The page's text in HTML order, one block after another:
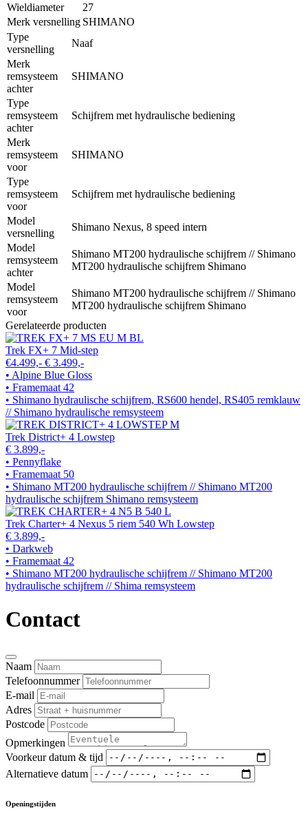
Wieldiameter
27
Merk versnelling SHIMANO
Type
versnelling
Naaf
Merk
remsysteem
achter
SHIMANO
Type
remsysteem
achter
Schijfrem met hydraulische bediening
Merk
remsysteem
voor
SHIMANO
Type
remsysteem
voor
Schijfrem met hydraulische bediening
Model
versnelling
Shimano Nexus, 8 speed intern
Model
remsysteem
achter
Shimano MT200 hydraulische schijfrem // Shimano
MT200 hydraulische schijfrem Shimano
Model
remsysteem
voor
Shimano MT200 hydraulische schijfrem // Shimano
MT200 hydraulische schijfrem Shimano
Gerelateerde producten
Trek FX+ 7 Mid-step
€4.499,- € 3.499,-
• Alpine Blue Gloss
• Framemaat 42
• Shimano hydraulische schijfrem, RS600 hendel, RS405 remklauw
// Shimano hydraulische remsysteem
Trek District+ 4 Lowstep
€ 3.899,-
• Pennyflake
• Framemaat 50
• Shimano MT200 hydraulische schijfrem // Shimano MT200
hydraulische schijfrem Shimano remsysteem
Trek Charter+ 4 Nexus 5 riem 540 Wh Lowstep
€ 3.899,-
• Darkweb
• Framemaat 42
• Shimano MT200 hydraulische schijfrem // Shimano MT200
hydraulische schijfrem // Shima remsysteem
Contact
Naam
Telefoonnummer
E-mail
Adres
Postcode
Opmerkingen
Voorkeur datum & tijd
Alternatieve datum
Openingstijden